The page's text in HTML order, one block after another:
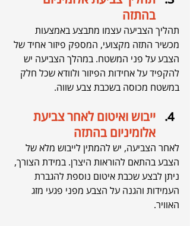
בהתזה
תהליך הצביעה עצמו מתבצע באמצעות
מכשיר התזה מקצועי, המספק פיזור אחיד של
הצבע על פני המשטח. במהלך הצביעה יש
להקפיד על אחידות הפיזור ולוודא שכל חלק
במשטח מכוסה בשכבת צבע שווה.
ייבוש ואיטום לאחר צביעת
אלומיניום בהתזה
לאחר הצביעה, יש להמתין לייבוש מלא של
הצבע בהתאם להוראות היצרן. במידת הצורך,
ניתן לבצע שכבת איטום נוספת להגברת
העמידות והגנה על הצבע מפני פגעי מזג
האוויר.